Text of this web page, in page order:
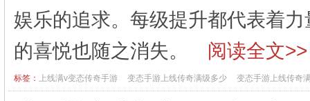
娱乐的追求。每级提升都代表着
的喜悦也随之消失。
阅读全文>>
标签： 上线满v变态传奇手游 变态手游上线传奇满级多少 变态手游上线传奇